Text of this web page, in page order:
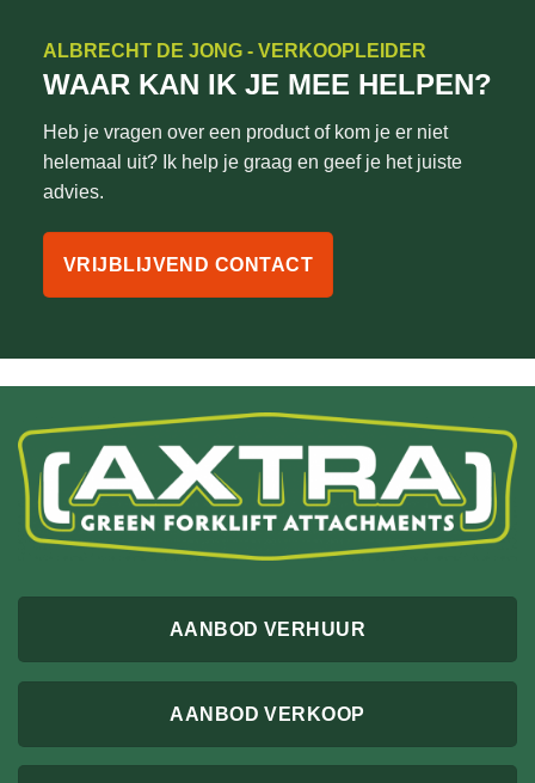
ALBRECHT DE JONG - VERKOOPLEIDER
WAAR KAN IK JE MEE HELPEN?
Heb je vragen over een product of kom je er niet
helemaal uit? Ik help je graag en geef je het juiste
advies.
VRIJBLIJVEND CONTACT
AANBOD VERHUUR
AANBOD VERKOOP